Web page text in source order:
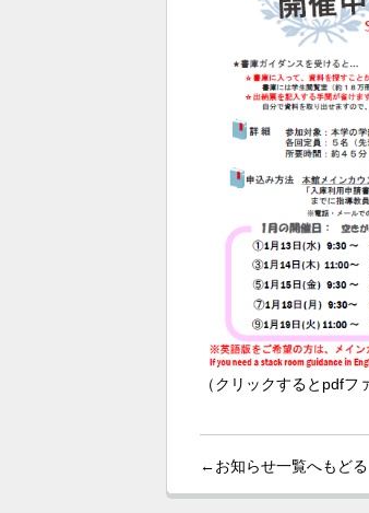
（クリックするとpdfフ
←お知らせ一覧へもどる